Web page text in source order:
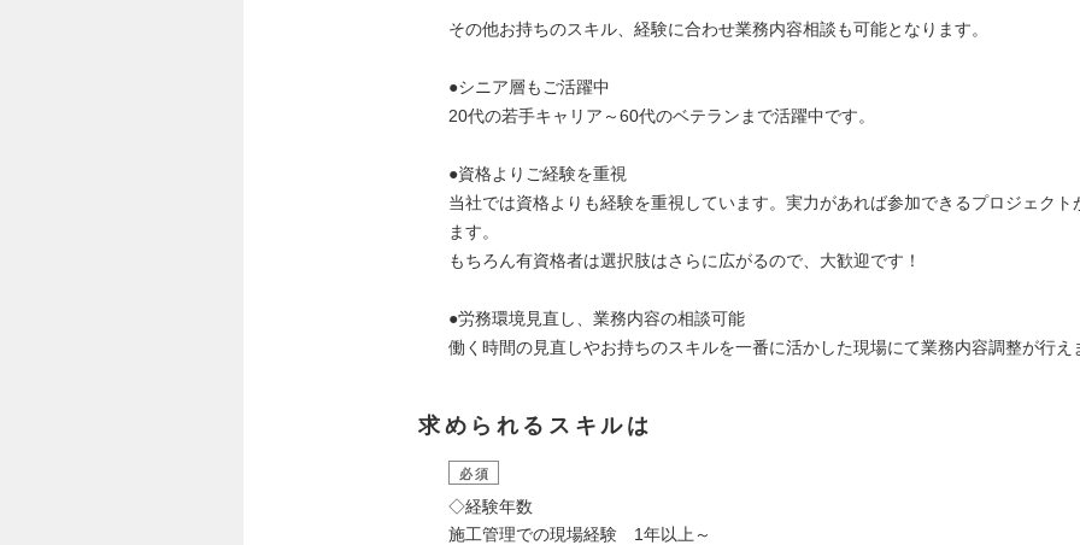
その他お持ちのスキル、経験に合わせ業務内容相談も可能となります。
●シニア層もご活躍中
20代の若手キャリア～60代のベテランまで活躍中です。
●資格よりご経験を重視
当社では資格よりも経験を重視しています。実力があれば参加できるプロジェクト
ます。
もちろん有資格者は選択肢はさらに広がるので、大歓迎です！
●労務環境見直し、業務内容の相談可能
働く時間の見直しやお持ちのスキルを一番に活かした現場にて業務内容調整が行え
求められるスキルは
必須
◇経験年数
施工管理での現場経験 1年以上～